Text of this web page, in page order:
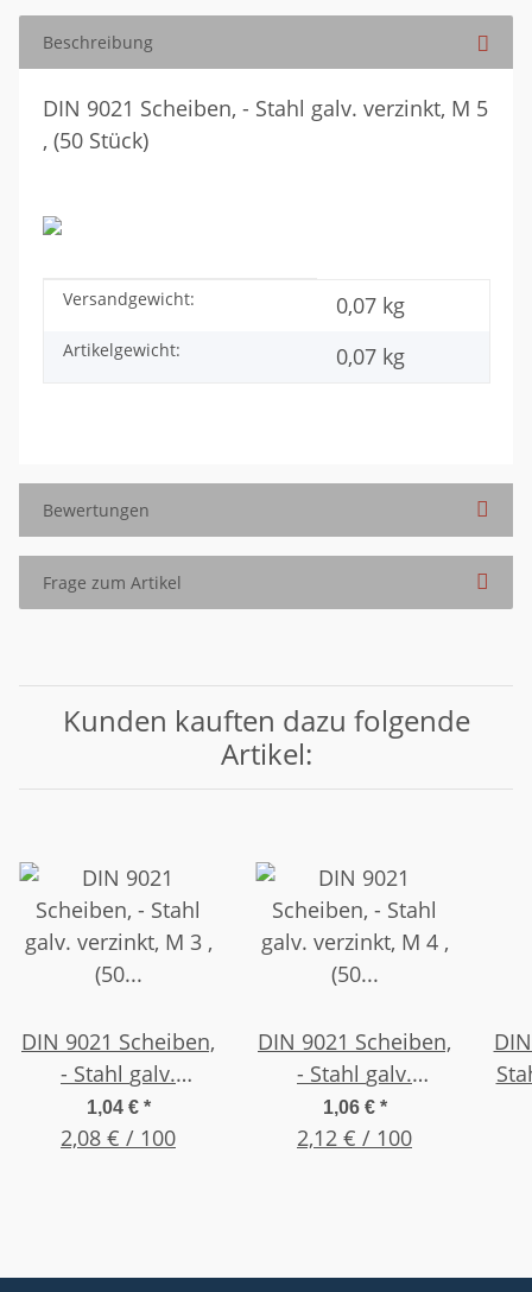
Beschreibung
DIN 9021 Scheiben, - Stahl galv. verzinkt, M 5
, (50 Stück)
Produkteigenschaft
Wert
Versandgewicht: 0,07 kg
Artikelgewicht: 0,07 kg
Bewertungen
Frage zum Artikel
Kunden kauften dazu folgende
Artikel:
DIN 9021 Scheiben,
- Stahl galv.
verzinkt, M 3 , (50
Stück)
1,04 € *
2,08 € / 100
DIN 9021 Scheiben,
- Stahl galv.
verzinkt, M 4 , (50
Stück)
1,06 € *
2,12 € / 100
DIN
Stahl galv.